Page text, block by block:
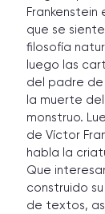
Frankenstein
que se
filosofía
luego las
del padre de
la muerte
monstruo.
de Víctor
habla la
Que
construido
de textos,